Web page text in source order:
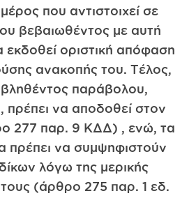
που αντιστοιχεί σε
βεβαιωθέντος με αυτή
εκδοθεί οριστική απόφαση
ανακοπής του. Τέλος,
παράβολου,
να αποδοθεί στον
277 παρ. 9 ΚΔΔ) , ενώ, τα
πρέπει να συμψηφιστούν
λόγω της μερικής
τους (άρθρο 275 παρ. 1 εδ.